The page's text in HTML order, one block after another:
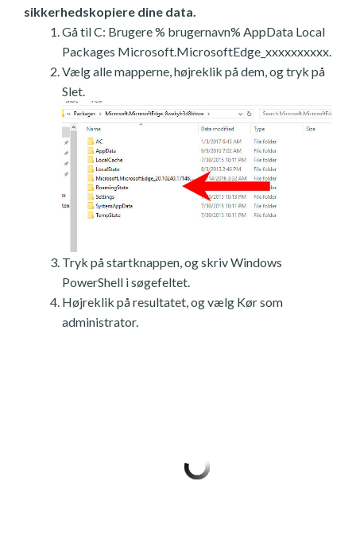
sikkerhedskopiere dine data.
Gå til C: Brugere % brugernavn% AppData Local
Packages Microsoft.MicrosoftEdge_xxxxxxxxxx.
Vælg alle mapperne, højreklik på dem, og tryk på
Slet.
Tryk på startknappen, og skriv Windows
PowerShell i søgefeltet.
Højreklik på resultatet, og vælg Kør som
administrator.